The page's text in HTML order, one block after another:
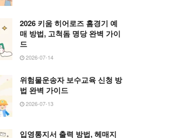
2026 키움 히어로즈 홈경기 예
매 방법, 고척돔 명당 완벽 가이
드
2026-07-14
위험물운송자 보수교육 신청 방
법 완벽 가이드
2026-07-13
입영통지서 출력 방법, 헤매지